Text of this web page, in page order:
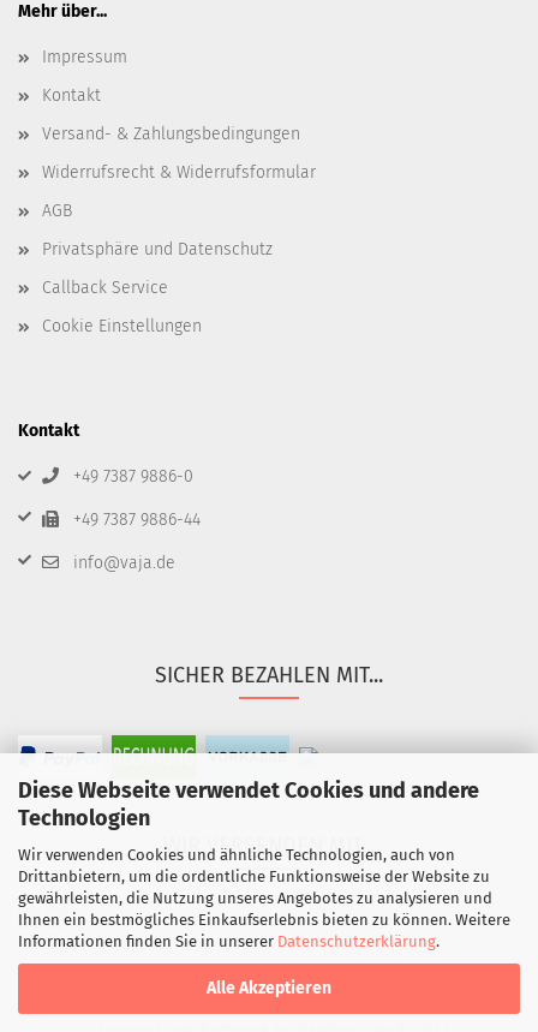
Diese Webseite verwendet Cookies und andere
Technologien
Wir verwenden Cookies und ähnliche Technologien, auch von
Drittanbietern, um die ordentliche Funktionsweise der Website zu
gewährleisten, die Nutzung unseres Angebotes zu analysieren und
Ihnen ein bestmögliches Einkaufserlebnis bieten zu können. Weitere
Informationen finden Sie in unserer Datenschutzerklärung.
Alle Akzeptieren
Mehr über...
Impressum
Kontakt
Versand- & Zahlungsbedingungen
Widerrufsrecht & Widerrufsformular
AGB
Privatsphäre und Datenschutz
Callback Service
Cookie Einstellungen
Kontakt
+49 7387 9886-0
+49 7387 9886-44
info@vaja.de
SICHER BEZAHLEN MIT...
WIR VERSENDEN MIT...